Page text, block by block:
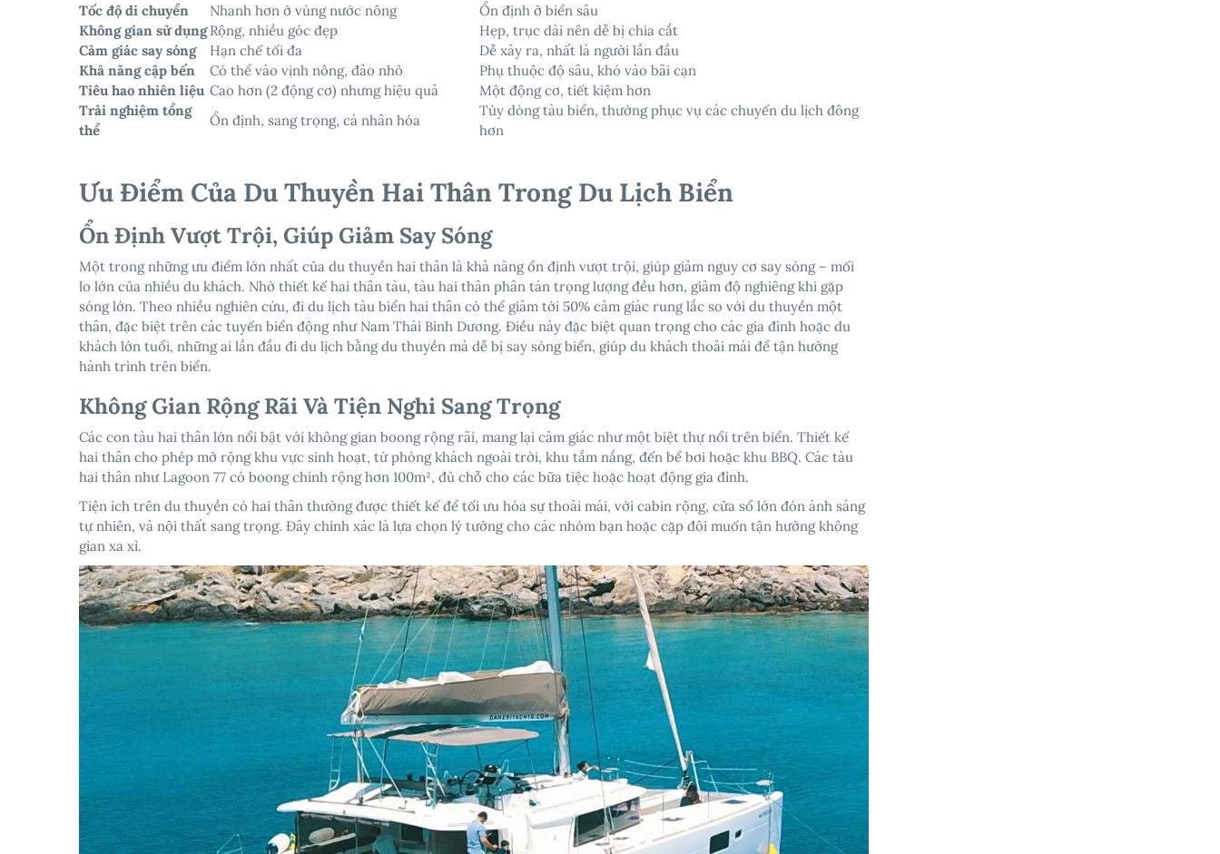
Tốc độ di chuyển
Nhanh hơn ở vùng nước nông
Ổn định ở biển sâu
Không gian sử dụng Rộng, nhiều góc đẹp
Hẹp, trục dài nên dễ bị chia cắt
Cảm giác say sóng
Hạn chế tối đa
Dễ xảy ra, nhất là người lần đầu
Khả năng cập bến
Có thể vào vịnh nông, đảo nhỏ
Phụ thuộc độ sâu, khó vào bãi cạn
Tiêu hao nhiên liệu Cao hơn (2 động cơ) nhưng hiệu quả
Một động cơ, tiết kiệm hơn
Trải nghiệm tổng
thể
Ổn định, sang trọng, cá nhân hóa
Tùy dòng tàu biển, thường phục vụ các chuyến du lịch đông
hơn
Ưu Điểm Của Du Thuyền Hai Thân Trong Du Lịch Biển
Ổn Định Vượt Trội, Giúp Giảm Say Sóng
Một trong những ưu điểm lớn nhất của du thuyền hai thân là khả năng ổn định vượt trội, giúp giảm nguy cơ say sóng – mối
lo lớn của nhiều du khách. Nhờ thiết kế hai thân tàu, tàu hai thân phân tán trọng lượng đều hơn, giảm độ nghiêng khi gặp
sóng lớn. Theo nhiều nghiên cứu, đi du lịch tàu biển hai thân có thể giảm tới 50% cảm giác rung lắc so với du thuyền một
thân, đặc biệt trên các tuyến biển động như Nam Thái Bình Dương. Điều này đặc biệt quan trọng cho các gia đình hoặc du
khách lớn tuổi, những ai lần đầu đi du lịch bằng du thuyền mà dễ bị say sóng biển, giúp du khách thoải mái để tận hưởng
hành trình trên biển.
Không Gian Rộng Rãi Và Tiện Nghi Sang Trọng
Các con tàu hai thân lớn nổi bật với không gian boong rộng rãi, mang lại cảm giác như một biệt thự nổi trên biển. Thiết kế
hai thân cho phép mở rộng khu vực sinh hoạt, từ phòng khách ngoài trời, khu tắm nắng, đến bể bơi hoặc khu BBQ. Các tàu
hai thân như Lagoon 77 có boong chính rộng hơn 100m², đủ chỗ cho các bữa tiệc hoặc hoạt động gia đình.
Tiện ích trên du thuyền có hai thân thường được thiết kế để tối ưu hóa sự thoải mái, với cabin rộng, cửa sổ lớn đón ánh sáng
tự nhiên, và nội thất sang trọng. Đây chính xác là lựa chọn lý tưởng cho các nhóm bạn hoặc cặp đôi muốn tận hưởng không
gian xa xỉ.